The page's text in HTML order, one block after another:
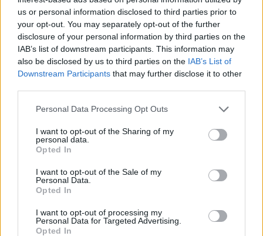
us or personal information disclosed to third parties prior to
your opt-out. You may separately opt-out of the further
disclosure of your personal information by third parties on the
IAB’s list of downstream participants. This information may
also be disclosed by us to third parties on the IAB’s List of
Downstream Participants that may further disclose it to other
Personal Data Processing Opt Outs
I want to opt-out of the Sharing of my
personal data.
Opted In
I want to opt-out of the Sale of my
Personal Data.
Opted In
I want to opt-out of processing my
Personal Data for Targeted Advertising.
Opted In